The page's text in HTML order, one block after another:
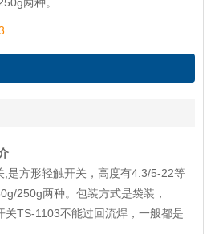
,是方形轻触开关，高度有4.3/5-22等
250g两种。包装方式是袋装，
关TS-1103不能过回流焊，一般都是